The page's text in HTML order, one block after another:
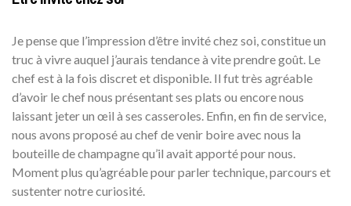
Je pense que l’impression d’être invité chez soi, constitue un
truc à vivre auquel j’aurais tendance à vite prendre goût. Le
chef est à la fois discret et disponible. Il fut très agréable
d’avoir le chef nous présentant ses plats ou encore nous
laissant jeter un œil à ses casseroles. Enfin, en fin de service,
nous avons proposé au chef de venir boire avec nous la
bouteille de champagne qu’il avait apporté pour nous.
Moment plus qu’agréable pour parler technique, parcours et
sustenter notre curiosité.